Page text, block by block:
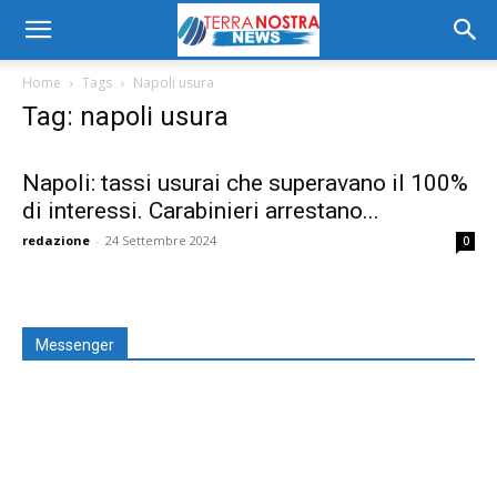
Home Tags Napoli usura
Tag: napoli usura
Napoli: tassi usurai che superavano il 100%
di interessi. Carabinieri arrestano...
redazione - 24 Settembre 2024 0
Messenger